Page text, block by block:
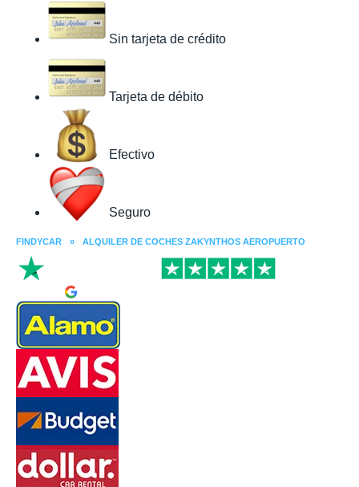
Sin tarjeta de crédito
Tarjeta de débito
Efectivo
Seguro
FINDYCAR » ALQUILER DE COCHES ZAKYNTHOS AEROPUERTO